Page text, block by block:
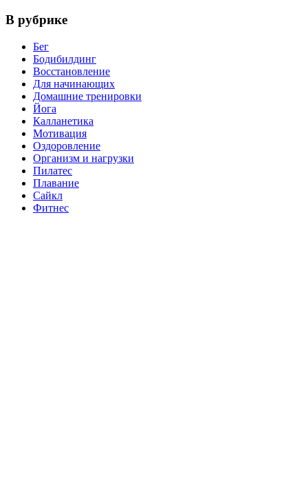
В рубрике
Бег
Бодибилдинг
Восстановление
Для начинающих
Домашние тренировки
Йога
Калланетика
Мотивация
Оздоровление
Организм и нагрузки
Пилатес
Плавание
Сайкл
Фитнес